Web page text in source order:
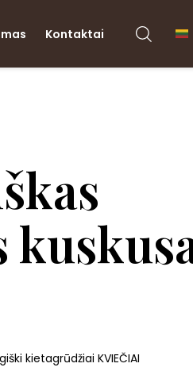
Kontaktai
kietagrūdžiai KVIEČIAI